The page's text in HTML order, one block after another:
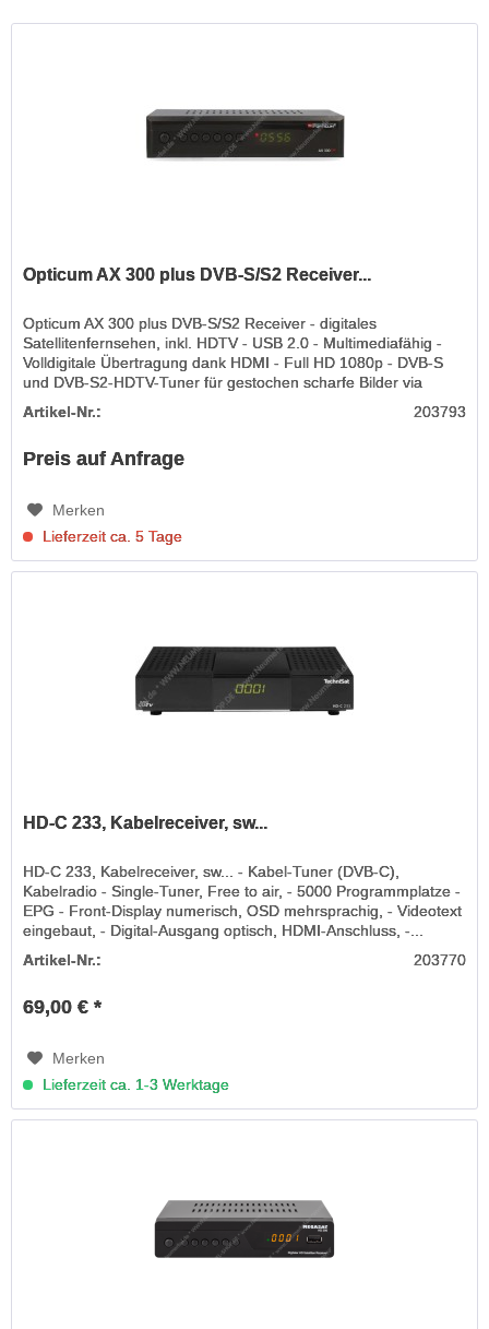
Opticum AX 300 plus DVB-S/S2 Receiver...
Opticum AX 300 plus DVB-S/S2 Receiver - digitales
Satellitenfernsehen, inkl. HDTV - USB 2.0 - Multimediafähig -
Volldigitale Übertragung dank HDMI - Full HD 1080p - DVB-S
und DVB-S2-HDTV-Tuner für gestochen scharfe Bilder via
Artikel-Nr.: 203793
Preis auf Anfrage
Merken
Lieferzeit ca. 5 Tage
HD-C 233, Kabelreceiver, sw...
HD-C 233, Kabelreceiver, sw... - Kabel-Tuner (DVB-C),
Kabelradio - Single-Tuner, Free to air, - 5000 Programmplatze -
EPG - Front-Display numerisch, OSD mehrsprachig, - Videotext
eingebaut, - Digital-Ausgang optisch, HDMI-Anschluss, -...
Artikel-Nr.:
203770
69,00 € *
Merken
Lieferzeit ca. 1-3 Werktage